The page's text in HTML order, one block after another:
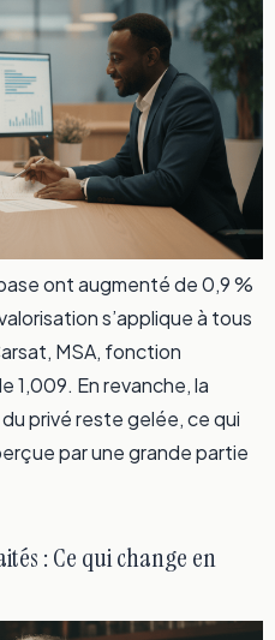
ont augmenté de 0,9 %
s’applique à tous
MSA, fonction
1,009. En revanche, la
privé reste gelée, ce qui
par une grande partie
: Ce qui change en